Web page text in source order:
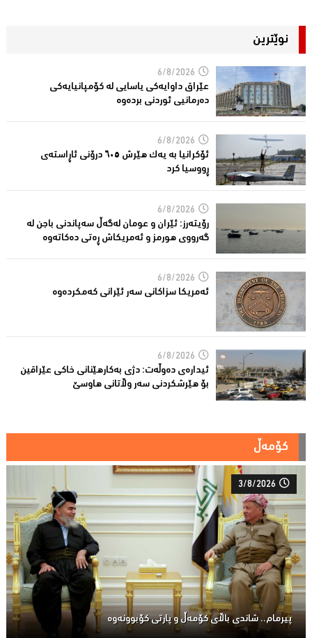
نوێترین
6/8/2026
عێراق داوایەکی یاسایی لە کۆمپانیایه‌كی
دەرمانیى ئوردنی بردەوە
6/8/2026
ئۆکرانیا بە یەک هێرش ٦٠٥ درۆنی ئاڕاستەى
ڕووسیا کرد
6/8/2026
رۆیتەرز: ئێران و عومان لەگەڵ سەپاندنی باجن لە
گەرووی هورمز و ئەمریکاش ڕەتی دەکاتەوە
6/8/2026
ئه‌مریكا سزاكانی سه‌ر ئێرانی كه‌مكرده‌وه‌
6/8/2026
ئیدارەى دەوڵەت: دژى بەکارهێنانى خاکی عێراقین
بۆ هێرشکردنى سەر وڵاتانی هاوسێ
کۆمەڵ
3/8/2026
پیرمام.. شاندی باڵای كۆمه‌ڵ و پارتی كۆبوونه‌وه‌